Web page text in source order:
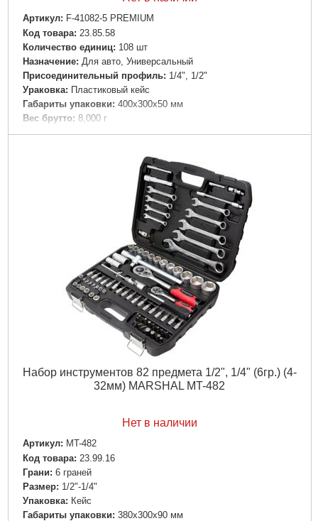
Артикул: F-41082-5 PREMIUM
Код товара: 23.85.58
Количество единиц: 108 шт
Назначение: Для авто, Универсальный
Пpиcoeдинитeльный пpoфиль: 1/4", 1/2"
Ураковка: Пластиковый кейс
Габариты упаковки: 400x300x50 мм
Вес брутто: 8,000 г
Набор инструментов 82 предмета 1/2", 1/4" (6гр.) (4-
32мм) MARSHAL MT-482
Нет в наличии
Артикул: MT-482
Код товара: 23.99.16
Грани: 6 граней
Размер: 1/2"-1/4"
Упаковка: Кейс
Габариты упаковки: 380x300x90 мм